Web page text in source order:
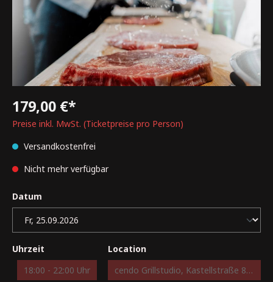
179,00 €*
Preise inkl. MwSt. (Ticketpreise pro Person)
Versandkostenfrei
Nicht mehr verfügbar
Datum
Uhrzeit
18:00 - 22:00 Uhr
Location
cendo Grillstudio, Kastellstraße 8, 73734 Esslingen